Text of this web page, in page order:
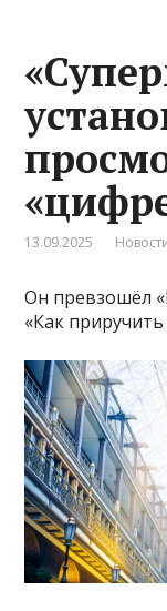
13.09.2025
Он превзошёл
«Как